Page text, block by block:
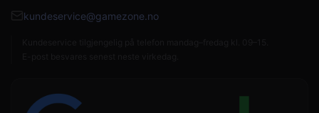
kundeservice@gamezone.no